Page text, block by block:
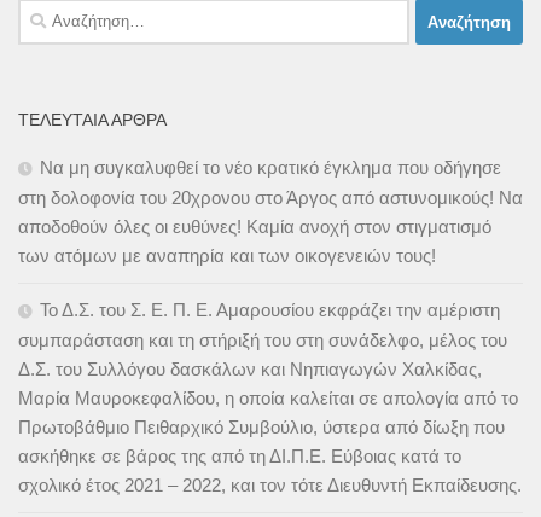
Αναζήτηση
για:
ΤΕΛΕΥΤΑΊΑ ΆΡΘΡΑ
Να μη συγκαλυφθεί το νέο κρατικό έγκλημα που οδήγησε
στη δολοφονία του 20χρονου στο Άργος από αστυνομικούς! Να
αποδοθούν όλες οι ευθύνες! Καμία ανοχή στον στιγματισμό
των ατόμων με αναπηρία και των οικογενειών τους!
Το Δ.Σ. του Σ. Ε. Π. Ε. Αμαρουσίου εκφράζει την αμέριστη
συμπαράσταση και τη στήριξή του στη συνάδελφο, μέλος του
Δ.Σ. του Συλλόγου δασκάλων και Νηπιαγωγών Χαλκίδας,
Μαρία Μαυροκεφαλίδου, η οποία καλείται σε απολογία από το
Πρωτοβάθμιο Πειθαρχικό Συμβούλιο, ύστερα από δίωξη που
ασκήθηκε σε βάρος της από τη ΔΙ.Π.Ε. Εύβοιας κατά το
σχολικό έτος 2021 – 2022, και τον τότε Διευθυντή Εκπαίδευσης.